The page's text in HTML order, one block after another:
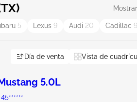
5 Lexus 9 Audi 20 Cadillac 9
Día de venta Vista de
5.0L
45******